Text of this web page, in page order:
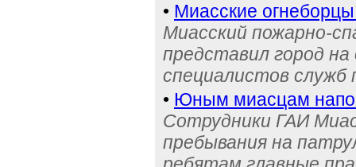
• Миасские
Миасский пожарно-
представил город
специалистов
• Юным миасцам
Сотрудники ГАИ
пребывания на